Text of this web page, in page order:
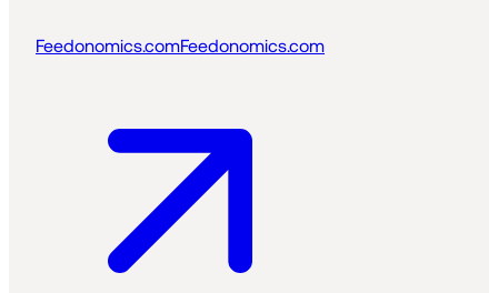
Feedonomics.comFeedonomics.com